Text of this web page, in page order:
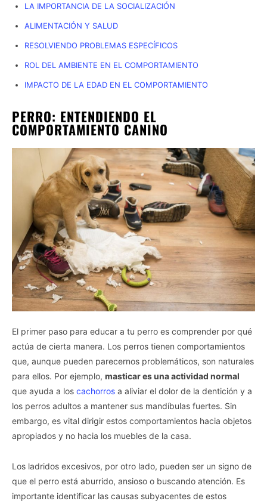
LA IMPORTANCIA DE LA SOCIALIZACIÓN
ALIMENTACIÓN Y SALUD
RESOLVIENDO PROBLEMAS ESPECÍFICOS
ROL DEL AMBIENTE EN EL COMPORTAMIENTO
IMPACTO DE LA EDAD EN EL COMPORTAMIENTO
PERRO: ENTENDIENDO EL
COMPORTAMIENTO CANINO
El primer paso para educar a tu perro es comprender por qué
actúa de cierta manera. Los perros tienen comportamientos
que, aunque pueden parecernos problemáticos, son naturales
para ellos. Por ejemplo, masticar es una actividad normal
que ayuda a los cachorros a aliviar el dolor de la dentición y a
los perros adultos a mantener sus mandíbulas fuertes. Sin
embargo, es vital dirigir estos comportamientos hacia objetos
apropiados y no hacia los muebles de la casa.
Los ladridos excesivos, por otro lado, pueden ser un signo de
que el perro está aburrido, ansioso o buscando atención. Es
importante identificar las causas subyacentes de estos